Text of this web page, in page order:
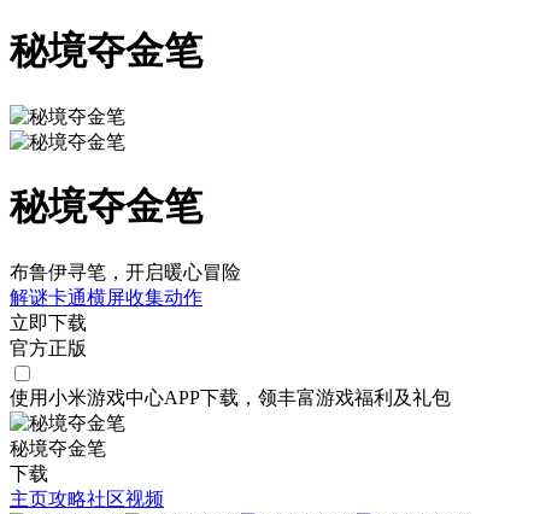
秘境夺金笔
秘境夺金笔
布鲁伊寻笔，开启暖心冒险
解谜卡通横屏收集动作
立即下载
官方正版
使用小米游戏中心APP下载 ，领丰富游戏福利 及礼包
秘境夺金笔
下载
主页攻略社区视频